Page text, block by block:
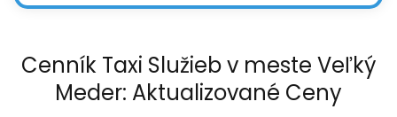
Cenník Taxi Služieb v meste Veľký
Meder: Aktualizované Ceny